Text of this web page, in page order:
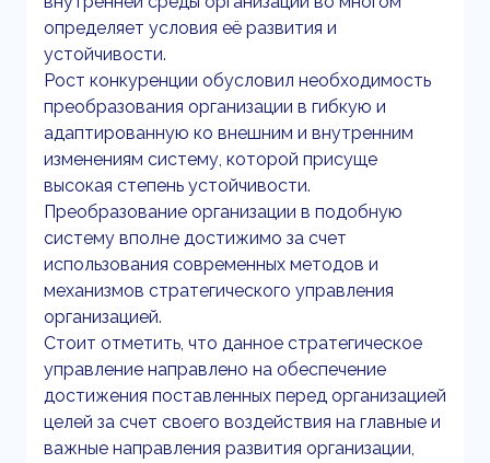
определяет условия её развития и
устойчивости.
Рост конкуренции обусловил необходимость
преобразования организации в гибкую и
адаптированную ко внешним и внутренним
изменениям систему, которой присуще
высокая степень устойчивости.
Преобразование организации в подобную
систему вполне достижимо за счет
использования современных методов и
механизмов стратегического управления
организацией.
Стоит отметить, что данное стратегическое
управление направлено на обеспечение
достижения поставленных перед организацией
целей за счет своего воздействия на главные и
важные направления развития организации,